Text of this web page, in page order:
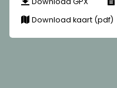
Download kaart (pdf)